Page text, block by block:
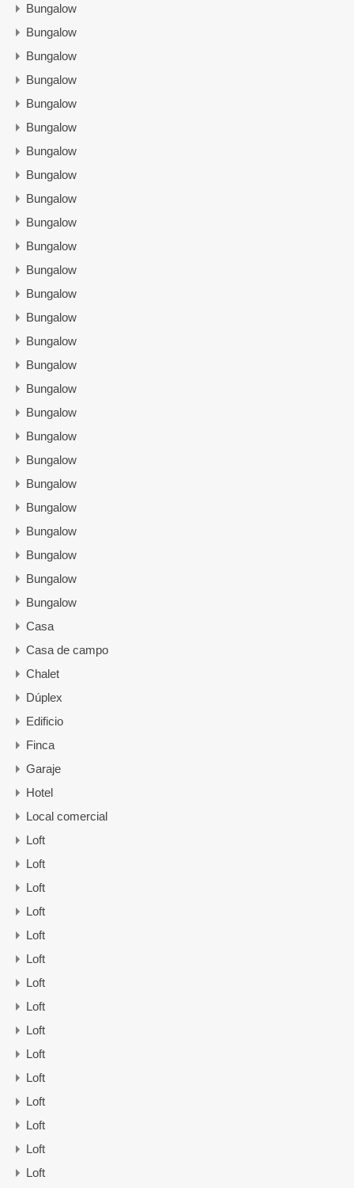
Bungalow
Bungalow
Bungalow
Bungalow
Bungalow
Bungalow
Bungalow
Bungalow
Bungalow
Bungalow
Bungalow
Bungalow
Bungalow
Bungalow
Bungalow
Bungalow
Bungalow
Bungalow
Bungalow
Bungalow
Bungalow
Bungalow
Bungalow
Bungalow
Bungalow
Bungalow
Casa
Casa de campo
Chalet
Dúplex
Edificio
Finca
Garaje
Hotel
Local comercial
Loft
Loft
Loft
Loft
Loft
Loft
Loft
Loft
Loft
Loft
Loft
Loft
Loft
Loft
Loft